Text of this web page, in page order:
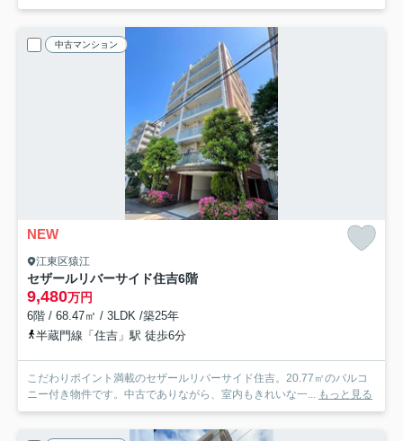
中古マンション
NEW
江東区猿江
セザールリバーサイド住吉6階
9,480万円
6階 / 68.47㎡ / 3LDK /築25年
半蔵門線「住吉」駅 徒歩6分
こだわりポイント満載のセザールリバーサイド住吉。20.77㎡のバルコ
ニー付き物件です。中古でありながら、室内もきれいな一... もっと見る